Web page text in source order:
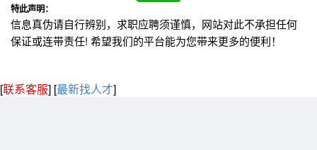
特此声明：
信息真伪请自行辨别，求职应聘须谨慎，网站对此不承担任何
保证或连带责任! 希望我们的平台能为您带来更多的便利！
[联系客服] [最新找人才]